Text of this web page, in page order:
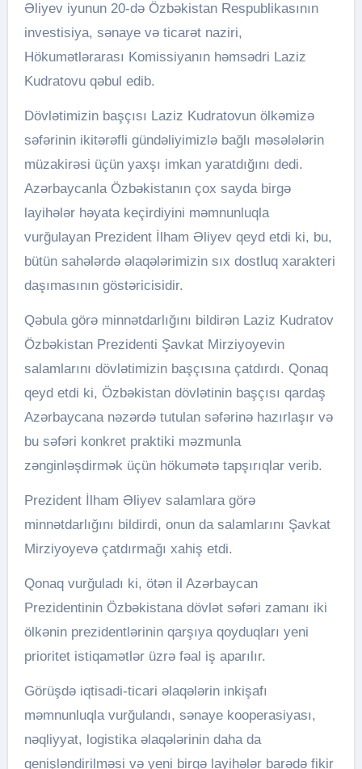
Əliyev iyunun 20-də Özbəkistan Respublikasının
investisiya, sənaye və ticarət naziri,
Hökumətlərarası Komissiyanın həmsədri Laziz
Kudratovu qəbul edib.
Dövlətimizin başçısı Laziz Kudratovun ölkəmizə
səfərinin ikitərəfli gündəliyimizlə bağlı məsələlərin
müzakirəsi üçün yaxşı imkan yaratdığını dedi.
Azərbaycanla Özbəkistanın çox sayda birgə
layihələr həyata keçirdiyini məmnunluqla
vurğulayan Prezident İlham Əliyev qeyd etdi ki, bu,
bütün sahələrdə əlaqələrimizin sıx dostluq xarakteri
daşımasının göstəricisidir.
Qəbula görə minnətdarlığını bildirən Laziz Kudratov
Özbəkistan Prezidenti Şavkat Mirziyoyevin
salamlarını dövlətimizin başçısına çatdırdı. Qonaq
qeyd etdi ki, Özbəkistan dövlətinin başçısı qardaş
Azərbaycana nəzərdə tutulan səfərinə hazırlaşır və
bu səfəri konkret praktiki məzmunla
zənginləşdirmək üçün hökumətə tapşırıqlar verib.
Prezident İlham Əliyev salamlara görə
minnətdarlığını bildirdi, onun da salamlarını Şavkat
Mirziyoyevə çatdırmağı xahiş etdi.
Qonaq vurğuladı ki, ötən il Azərbaycan
Prezidentinin Özbəkistana dövlət səfəri zamanı iki
ölkənin prezidentlərinin qarşıya qoyduqları yeni
prioritet istiqamətlər üzrə fəal iş aparılır.
Görüşdə iqtisadi-ticari əlaqələrin inkişafı
məmnunluqla vurğulandı, sənaye kooperasiyası,
nəqliyyat, logistika əlaqələrinin daha da
genişləndirilməsi və yeni birgə layihələr barədə fikir